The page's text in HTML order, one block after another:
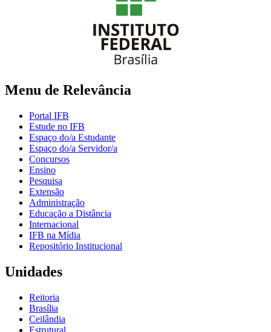
Menu de Relevância
Portal IFB
Estude no IFB
Espaço do/a Estudante
Espaço do/a Servidor/a
Concursos
Ensino
Pesquisa
Extensão
Administração
Educação a Distância
Internacional
IFB na Mídia
Repositório Institucional
Unidades
Reitoria
Brasília
Ceilândia
Estrutural